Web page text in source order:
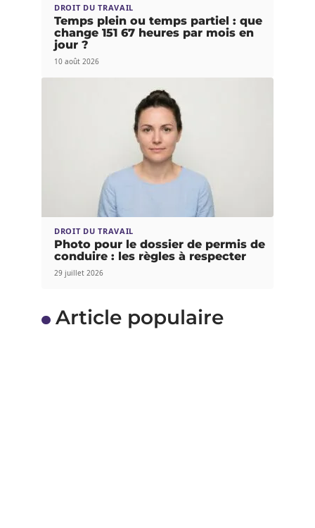
DROIT DU TRAVAIL
Temps plein ou temps partiel : que
change 151 67 heures par mois en
jour ?
10 août 2026
DROIT DU TRAVAIL
Photo pour le dossier de permis de
conduire : les règles à respecter
29 juillet 2026
Article populaire